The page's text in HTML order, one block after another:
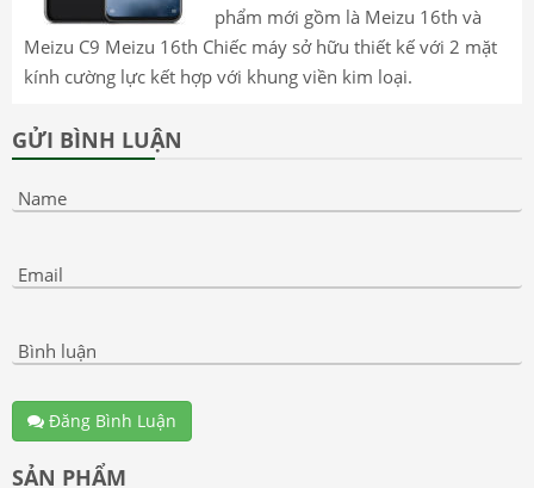
phẩm mới gồm là Meizu 16th và
Meizu C9 Meizu 16th Chiếc máy sở hữu thiết kế với 2 mặt
kính cường lực kết hợp với khung viền kim loại.
GỬI BÌNH LUẬN
Name
Email
Bình luận
Đăng Bình Luận
SẢN PHẨM